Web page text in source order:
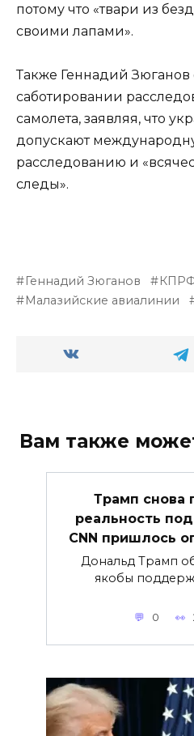
потому что «твари из
своими лапами».
Также Геннадий Зюганов
саботировании
самолета, заявляя, что
допускают
расследованию и
следы».
Геннадий Зюганов
Малазийские авиалинии
Вам также
Трамп снова
реальность
CNN пришлось
Дональд Трамп
якобы
0